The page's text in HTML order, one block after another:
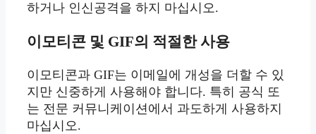
하거나 인신공격을 하지 마십시오.
이모티콘 및 GIF의 적절한 사용
이모티콘과 GIF는 이메일에 개성을 더할 수 있
지만 신중하게 사용해야 합니다. 특히 공식 또
는 전문 커뮤니케이션에서 과도하게 사용하지
마십시오.